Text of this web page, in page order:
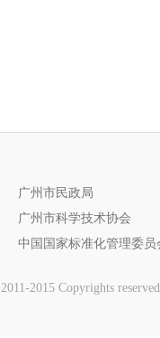
广州市民政局
广州市科学技术协会
中国国家标准化管理委员
2011-2015 Copyrights